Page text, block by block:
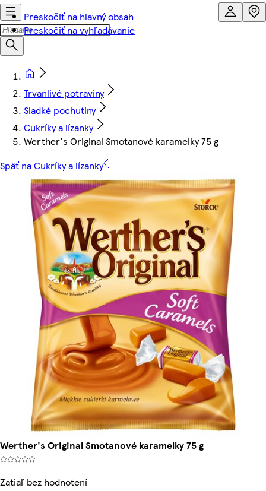
Preskočiť na hlavný obsah
Preskočiť na vyhľadávanie
Trvanlivé potraviny
Sladké pochutiny
Cukríky a lízanky
Werther's Original Smotanové karamelky 75 g
Späť na Cukríky a lízanky
Werther's Original Smotanové karamelky 75 g
Zatiaľ bez hodnotení